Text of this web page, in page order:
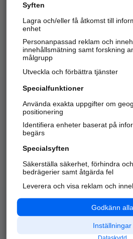
Hitta.se - Gratis nummerupplysning.
Sök företag, personer och platser.
Hitta telefonnummer, adresser,
Kom igång
Alla kategorier
API & Kartor
Syften
Lagra och/eller få åtkomst till
enhet
Personanpassad reklam och
innehållsmätning samt forskning
målgrupp
Utveckla och förbättra tjänster
Specialfunktioner
Använda exakta uppgifter om
positionering
Identifiera enheter baserat på
begärs
Specialsyften
Säkerställa säkerhet, förhindra
bedrägerier samt åtgärda fel
Leverera och visa reklam och
Godkänn alla
Inställningar
Dataskydd